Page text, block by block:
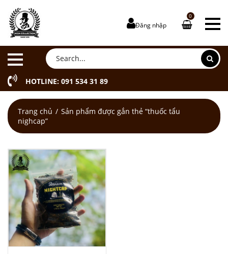
Đăng nhập
0
HOTLINE: 091 534 31 89
Trang chủ
Sản phẩm được gắn thẻ “thuốc tẩu
nighcap”